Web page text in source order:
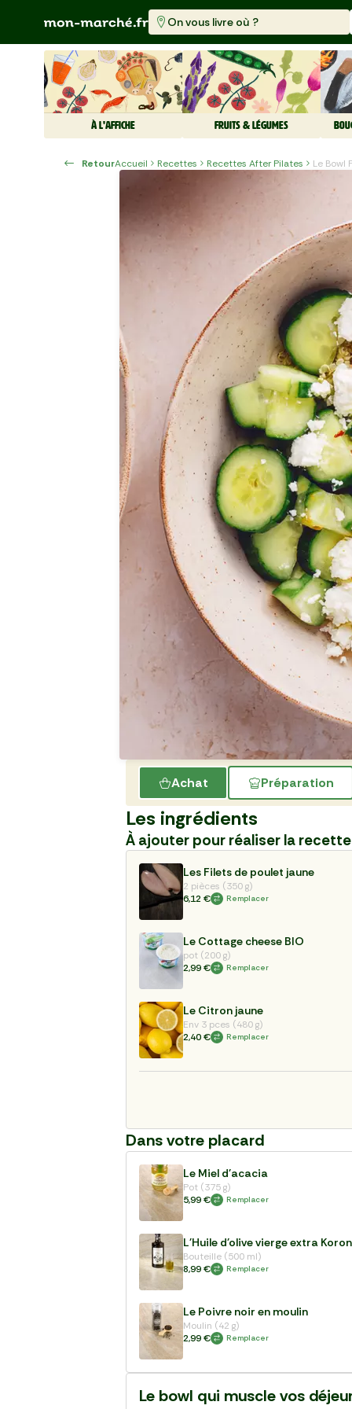
On vous livre où ?
À L'AFFICHE FRUITS & LÉGUMES
RetourAccueil Recettes Recettes After Pilates
Le
Achat Préparation
Les ingrédients
À ajouter pour réaliser la recette
Les Filets de poulet jaune
2 pièces (350 g)
6,12 €
Remplacer
Le Cottage cheese BIO
pot (200 g)
2,99 €
Remplacer
Le Citron jaune
Env 3 pces (480 g)
2,40 €
Remplacer
Dans votre placard
Le Miel d'acacia
Pot (375 g)
5,99 €
Remplacer
L'Huile d'olive vierge extra
Bouteille (500 ml)
8,99 €
Remplacer
Le Poivre noir en moulin
Moulin (42 g)
2,99 €
Remplacer
Le bowl qui muscle vos